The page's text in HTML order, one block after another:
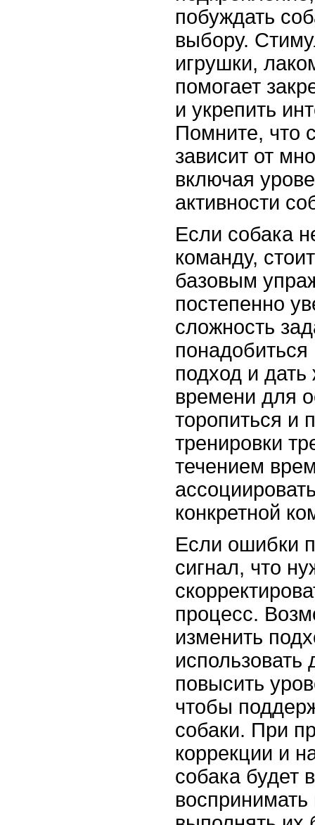
побуждать
выбору.
игрушки,
помогает
и укрепить
Помните, что
зависит от
включая
активности
Если собака
команду,
базовым
постепенно
сложность
подход и
времени для
торопиться и
тренировки
течением
конкретной
Если ошибки
сигнал, что
процесс.
изменить
использовать
повысить
чтобы
собаки. При
коррекции и
собака будет